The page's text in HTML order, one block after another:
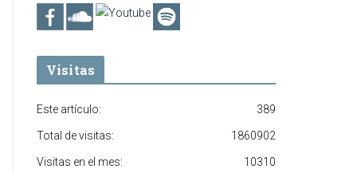
Visitas
389
Este artículo:
1860902
Total de visitas:
10310
Visitas en el mes: